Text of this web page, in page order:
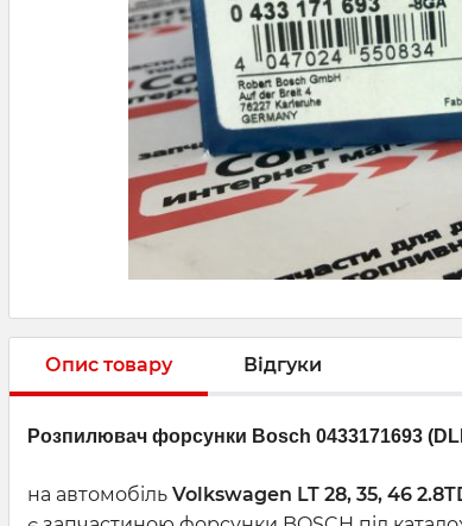
Опис товару Відгуки
Розпилювач форсунки Bosсh 0433171693
на автомобіль Volkswagen LT 28, 35, 46